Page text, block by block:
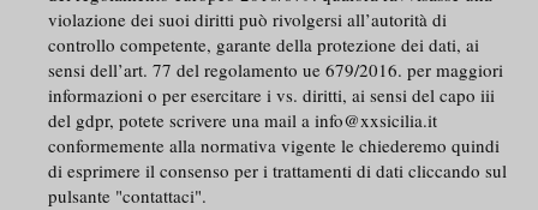
violazione dei suoi diritti può rivolgersi all’autorità di
controllo competente, garante della protezione dei dati, ai
sensi dell’art. 77 del regolamento ue 679/2016. per maggiori
informazioni o per esercitare i vs. diritti, ai sensi del capo iii
del gdpr, potete scrivere una mail a info@xxsicilia.it
conformemente alla normativa vigente le chiederemo quindi
di esprimere il consenso per i trattamenti di dati cliccando sul
pulsante "contattaci".